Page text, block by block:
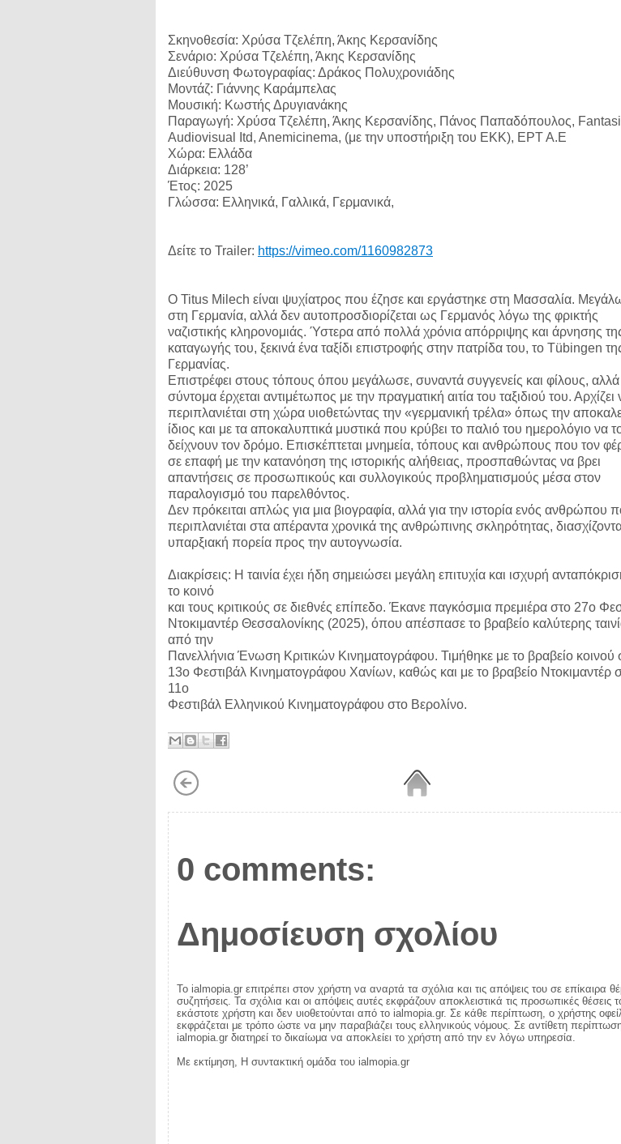
Σκηνοθεσία: Χρύσα Τζελέπη, Άκης Κερσανίδης
Σενάριο: Χρύσα Τζελέπη, Άκης Κερσανίδης
Διεύθυνση Φωτογραφίας: Δράκος Πολυχρονιάδης
Μοντάζ: Γιάννης Καράμπελας
Μουσική: Κωστής Δρυγιανάκης
Παραγωγή: Χρύσα Τζελέπη, Άκης Κερσανίδης, Πάνος Παπαδόπουλος,
Audiovisual Itd, Anemicinema, (με την υποστήριξη του ΕΚΚ), ΕΡΤ Α.Ε
Χώρα: Ελλάδα
Διάρκεια: 128’
Έτος: 2025
Γλώσσα: Ελληνικά, Γαλλικά, Γερμανικά,
Δείτε το Trailer: https://vimeo.com/1160982873
Ο Titus Milech είναι ψυχίατρος που έζησε και εργάστηκε στη Μασσαλία.
στη Γερμανία, αλλά δεν αυτοπροσδιορίζεται ως Γερμανός λόγω της φρικτής
ναζιστικής κληρονομιάς. Ύστερα από πολλά χρόνια απόρριψης και άρνησης
καταγωγής του, ξεκινά ένα ταξίδι επιστροφής στην πατρίδα του, το Tübingen
Γερμανίας.
Επιστρέφει στους τόπους όπου μεγάλωσε, συναντά συγγενείς και φίλους, αλλά
σύντομα έρχεται αντιμέτωπος με την πραγματική αιτία του ταξιδιού του. Αρχίζει
περιπλανιέται στη χώρα υιοθετώντας την «γερμανική τρέλα» όπως την
ίδιος και με τα αποκαλυπτικά μυστικά που κρύβει το παλιό του ημερολόγιο να
δείχνουν τον δρόμο. Επισκέπτεται μνημεία, τόπους και ανθρώπους που τον
σε επαφή με την κατανόηση της ιστορικής αλήθειας, προσπαθώντας να βρει
απαντήσεις σε προσωπικούς και συλλογικούς προβληματισμούς μέσα στον
παραλογισμό του παρελθόντος.
Δεν πρόκειται απλώς για μια βιογραφία, αλλά για την ιστορία ενός ανθρώπου
περιπλανιέται στα απέραντα χρονικά της ανθρώπινης σκληρότητας,
υπαρξιακή πορεία προς την αυτογνωσία.
Διακρίσεις: Η ταινία έχει ήδη σημειώσει μεγάλη επιτυχία και ισχυρή
το κοινό
και τους κριτικούς σε διεθνές επίπεδο. Έκανε παγκόσμια πρεμιέρα στο 27ο
Ντοκιμαντέρ Θεσσαλονίκης (2025), όπου απέσπασε το βραβείο καλύτερης
από την
Πανελλήνια Ένωση Κριτικών Κινηματογράφου. Τιμήθηκε με το βραβείο κοινού
13ο Φεστιβάλ Κινηματογράφου Χανίων, καθώς και με το βραβείο Ντοκιμαντέρ
11ο
Φεστιβάλ Ελληνικού Κινηματογράφου στο Βερολίνο.
0 comments:
Δημοσίευση σχολίου
Το ialmopia.gr επιτρέπει στον χρήστη να αναρτά τα σχόλια και τις απόψεις του σε επίκαιρα
συζητήσεις. Τα σχόλια και οι απόψεις αυτές εκφράζουν αποκλειστικά τις προσωπικές θέσεις
εκάστοτε χρήστη και δεν υιοθετούνται από το ialmopia.gr. Σε κάθε περίπτωση, ο χρήστης
εκφράζεται με τρόπο ώστε να μην παραβιάζει τους ελληνικούς νόμους. Σε αντίθετη
ialmopia.gr διατηρεί το δικαίωμα να αποκλείει το χρήστη από την εν λόγω υπηρεσία.
Με εκτίμηση, Η συντακτική ομάδα του ialmopia.gr